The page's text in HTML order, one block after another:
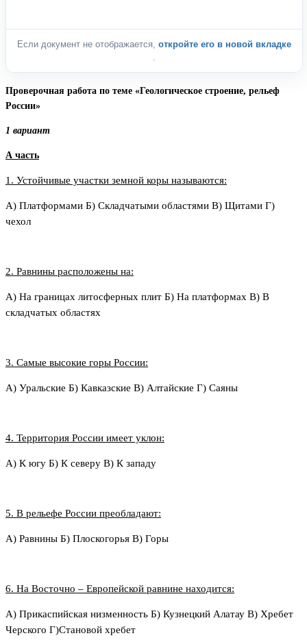
Если документ не отображается, откройте его в новой вкладке
Проверочная работа по теме «Геологическое строение, рельеф
России»
1 вариант
А часть
1. Устойчивые участки земной коры называются:
А) Платформами Б) Складчатыми областями В) Щитами Г)
чехол
2. Равнины расположены на:
А) На границах литосферных плит Б) На платформах В) В
складчатых областях
3. Самые высокие горы России:
А) Уральские Б) Кавказские В) Алтайские Г) Саяны
4. Территория России имеет уклон:
А) К югу Б) К северу В) К западу
5. В рельефе России преобладают:
А) Равнины Б) Плоскогорья В) Горы
6. На Восточно – Европейской равнине находится:
А) Прикаспийская низменность Б) Кузнецкий Алатау В) Хребет
Черского Г)Становой хребет